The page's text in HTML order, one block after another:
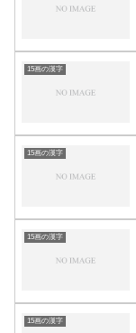
15画の漢字
15画の漢字
15画の漢字
15画の漢字